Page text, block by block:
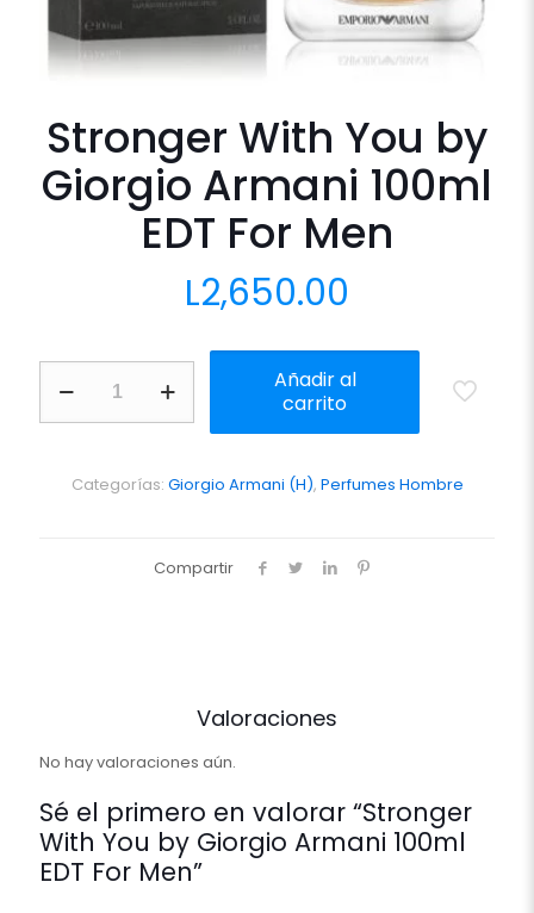
Stronger With You by
Giorgio Armani 100ml
EDT For Men
L2,650.00
With
You
Armani
Añadir al
carrito
Categorías: Giorgio Armani (H), Perfumes Hombre
Compartir
Valoraciones
No hay valoraciones aún.
Sé el primero en valorar “Stronger
With You by Giorgio Armani 100ml
EDT For Men”